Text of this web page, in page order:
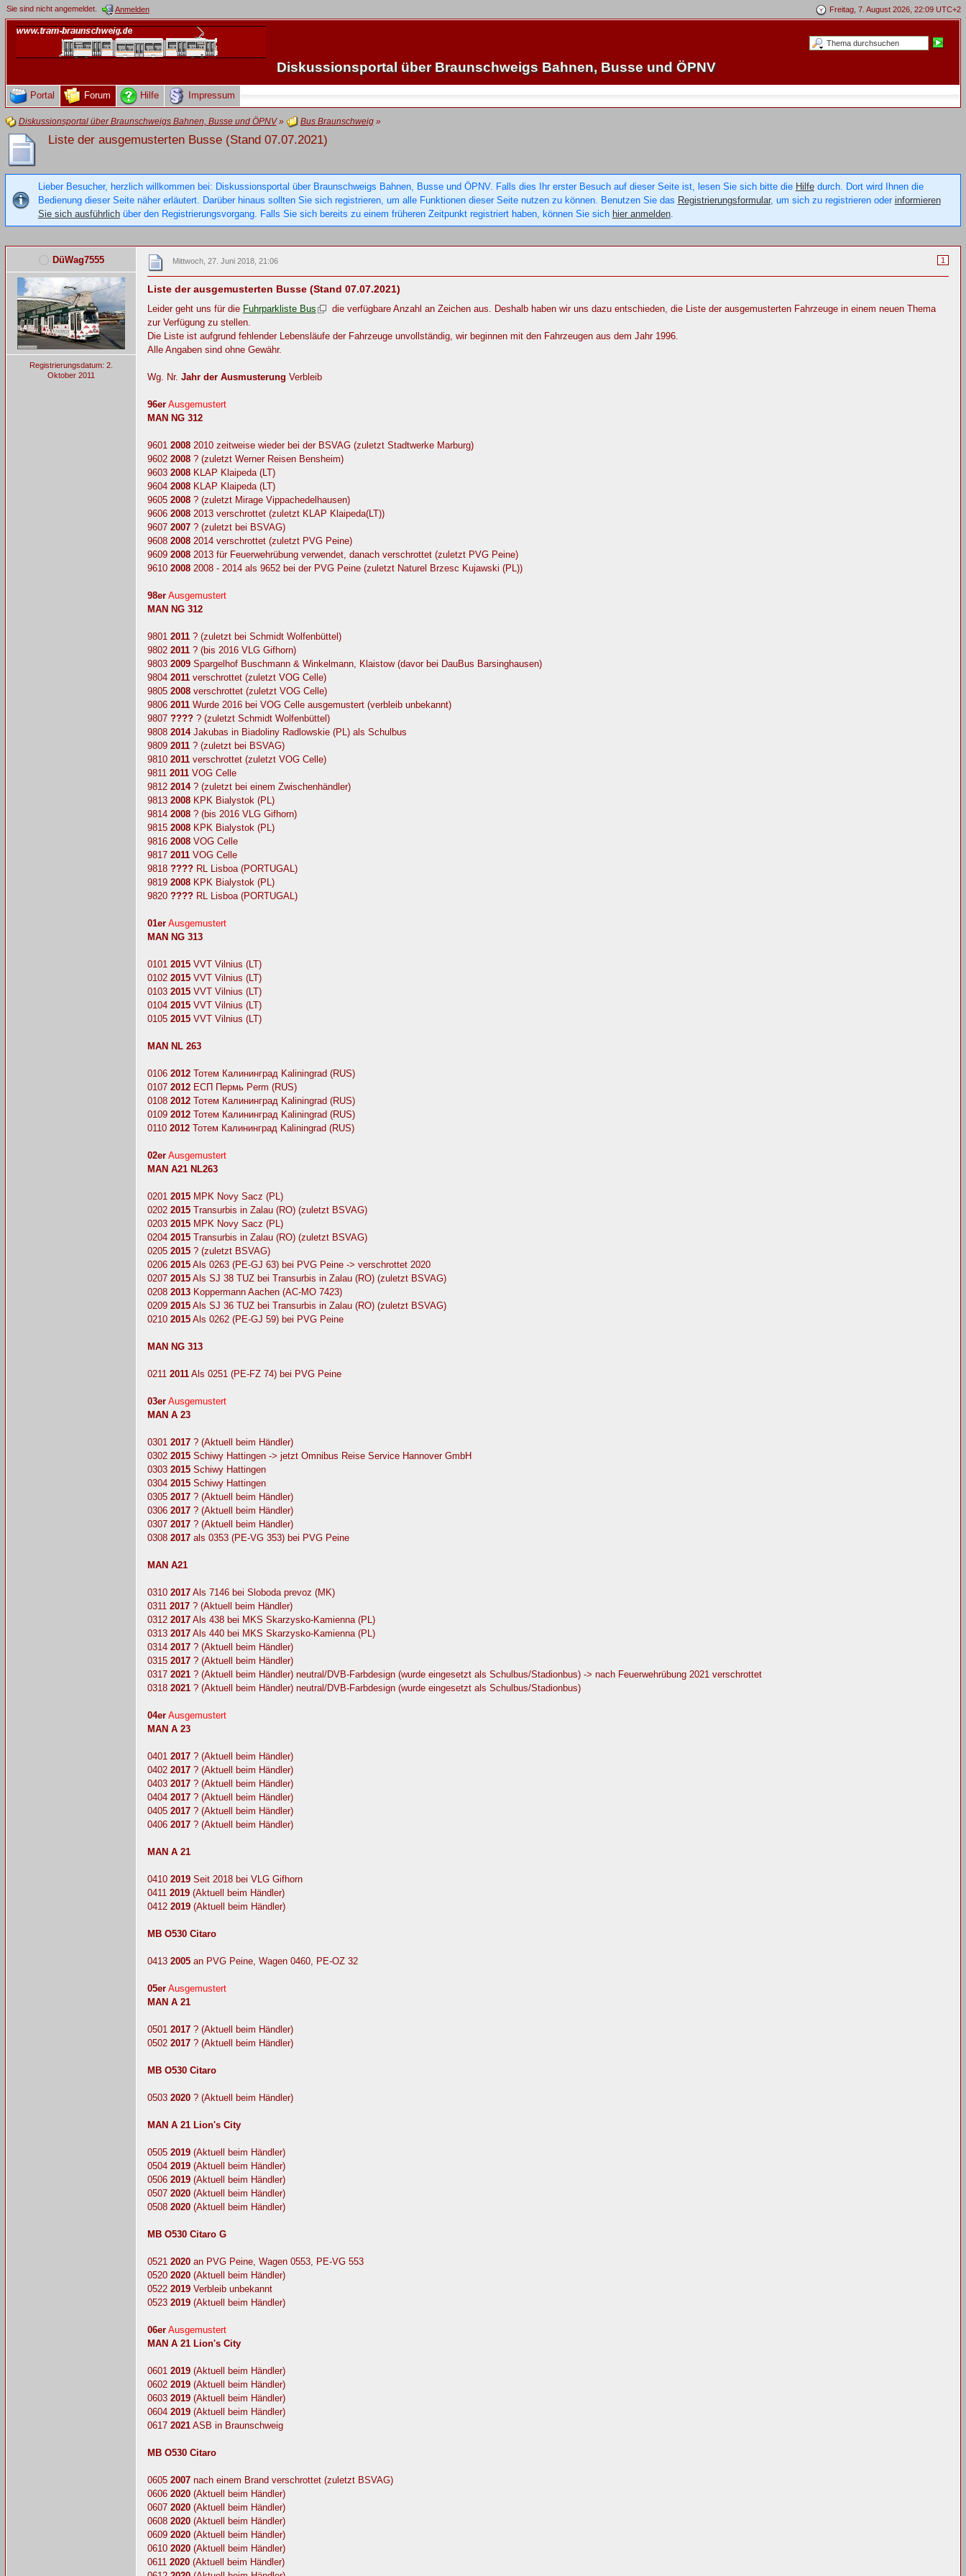
Freitag, 7. August 2026, 22:09 UTC+2
Sie sind nicht angemeldet. Anmelden
Diskussionsportal über Braunschweigs Bahnen, Busse und ÖPNV
Portal Forum Hilfe Impressum
Diskussionsportal über Braunschweigs Bahnen, Busse und ÖPNV» Bus Braunschweig»
Liste der ausgemusterten Busse (Stand 07.07.2021)
Lieber Besucher, herzlich willkommen bei: Diskussionsportal über Braunschweigs Bahnen, Busse und ÖPNV. Falls dies Ihr erster Besuch auf dieser Seite ist, lesen Sie sich bitte die Hilfedurch. Dort wird Ihnen die
Bedienung dieser Seite näher erläutert. Darüber hinaus sollten Sie sich registrieren, um alle Funktionen dieser Seite nutzen zu können. Benutzen Sie das Registrierungsformular, um sich zu registrieren oder informieren
Sie sich ausführlichüber den Registrierungsvorgang. Falls Sie sich bereits zu einem früheren Zeitpunkt registriert haben, können Sie sich hier anmelden.
DüWag7555
Registrierungsdatum: 2.
Oktober 2011
1
Mittwoch, 27. Juni 2018, 21:06
Liste der ausgemusterten Busse (Stand 07.07.2021)
Leider geht uns für die Fuhrparkliste Bus
die verfügbare Anzahl an Zeichen aus. Deshalb haben wir uns dazu entschieden, die Liste der ausgemusterten Fahrzeuge in einem neuen Thema
zur Verfügung zu stellen.
Die Liste ist aufgrund fehlender Lebensläufe der Fahrzeuge unvollständig, wir beginnen mit den Fahrzeugen aus dem Jahr 1996.
Alle Angaben sind ohne Gewähr.
Wg. Nr. Jahr der Ausmusterung Verbleib
96er Ausgemustert
MAN NG 312
9601 20082010 zeitweise wieder bei der BSVAG (zuletzt Stadtwerke Marburg)
9602 2008? (zuletzt Werner Reisen Bensheim)
9603 2008KLAP Klaipeda (LT)
9604 2008KLAP Klaipeda (LT)
9605 2008? (zuletzt Mirage Vippachedelhausen)
9606 20082013 verschrottet (zuletzt KLAP Klaipeda(LT))
9607 2007? (zuletzt bei BSVAG)
9608 20082014 verschrottet (zuletzt PVG Peine)
9609 20082013 für Feuerwehrübung verwendet, danach verschrottet (zuletzt PVG Peine)
9610 20082008 - 2014 als 9652 bei der PVG Peine (zuletzt Naturel Brzesc Kujawski (PL))
98er Ausgemustert
MAN NG 312
9801 2011? (zuletzt bei Schmidt Wolfenbüttel)
9802 2011? (bis 2016 VLG Gifhorn)
9803 2009Spargelhof Buschmann & Winkelmann, Klaistow (davor bei DauBus Barsinghausen)
9804 2011verschrottet (zuletzt VOG Celle)
9805 2008verschrottet (zuletzt VOG Celle)
9806 2011Wurde 2016 bei VOG Celle ausgemustert (verbleib unbekannt)
9807 ????? (zuletzt Schmidt Wolfenbüttel)
9808 2014Jakubas in Biadoliny Radlowskie (PL) als Schulbus
9809 2011? (zuletzt bei BSVAG)
9810 2011verschrottet (zuletzt VOG Celle)
9811 2011VOG Celle
9812 2014? (zuletzt bei einem Zwischenhändler)
9813 2008KPK Bialystok (PL)
9814 2008? (bis 2016 VLG Gifhorn)
9815 2008KPK Bialystok (PL)
9816 2008VOG Celle
9817 2011VOG Celle
9818 ????RL Lisboa (PORTUGAL)
9819 2008KPK Bialystok (PL)
9820 ????RL Lisboa (PORTUGAL)
01er Ausgemustert
MAN NG 313
0101 2015VVT Vilnius (LT)
0102 2015VVT Vilnius (LT)
0103 2015VVT Vilnius (LT)
0104 2015VVT Vilnius (LT)
0105 2015VVT Vilnius (LT)
MAN NL 263
0106 2012Тотем Калининград Kaliningrad (RUS)
0107 2012ЕСП Пермь Perm (RUS)
0108 2012Тотем Калининград Kaliningrad (RUS)
0109 2012Тотем Калининград Kaliningrad (RUS)
0110 2012Тотем Калининград Kaliningrad (RUS)
02er Ausgemustert
MAN A21 NL263
0201 2015MPK Novy Sacz (PL)
0202 2015Transurbis in Zalau (RO) (zuletzt BSVAG)
0203 2015MPK Novy Sacz (PL)
0204 2015Transurbis in Zalau (RO) (zuletzt BSVAG)
0205 2015? (zuletzt BSVAG)
0206 2015Als 0263 (PE-GJ 63) bei PVG Peine -> verschrottet 2020
0207 2015Als SJ 38 TUZ bei Transurbis in Zalau (RO) (zuletzt BSVAG)
0208 2013Koppermann Aachen (AC-MO 7423)
0209 2015Als SJ 36 TUZ bei Transurbis in Zalau (RO) (zuletzt BSVAG)
0210 2015Als 0262 (PE-GJ 59) bei PVG Peine
MAN NG 313
0211 2011Als 0251 (PE-FZ 74) bei PVG Peine
03er Ausgemustert
MAN A 23
0301 2017? (Aktuell beim Händler)
0302 2015Schiwy Hattingen -> jetzt Omnibus Reise Service Hannover GmbH
0303 2015Schiwy Hattingen
0304 2015Schiwy Hattingen
0305 2017? (Aktuell beim Händler)
0306 2017? (Aktuell beim Händler)
0307 2017? (Aktuell beim Händler)
0308 2017als 0353 (PE-VG 353) bei PVG Peine
MAN A21
0310 2017Als 7146 bei Sloboda prevoz (MK)
0311 2017? (Aktuell beim Händler)
0312 2017Als 438 bei MKS Skarzysko-Kamienna (PL)
0313 2017Als 440 bei MKS Skarzysko-Kamienna (PL)
0314 2017? (Aktuell beim Händler)
0315 2017? (Aktuell beim Händler)
0317 2021? (Aktuell beim Händler) neutral/DVB-Farbdesign (wurde eingesetzt als Schulbus/Stadionbus) -> nach Feuerwehrübung 2021 verschrottet
0318 2021? (Aktuell beim Händler) neutral/DVB-Farbdesign (wurde eingesetzt als Schulbus/Stadionbus)
04er Ausgemustert
MAN A 23
0401 2017? (Aktuell beim Händler)
0402 2017? (Aktuell beim Händler)
0403 2017? (Aktuell beim Händler)
0404 2017? (Aktuell beim Händler)
0405 2017? (Aktuell beim Händler)
0406 2017? (Aktuell beim Händler)
MAN A 21
0410 2019Seit 2018 bei VLG Gifhorn
0411 2019(Aktuell beim Händler)
0412 2019(Aktuell beim Händler)
MB O530 Citaro
0413 2005an PVG Peine, Wagen 0460, PE-OZ 32
05er Ausgemustert
MAN A 21
0501 2017? (Aktuell beim Händler)
0502 2017? (Aktuell beim Händler)
MB O530 Citaro
0503 2020? (Aktuell beim Händler)
MAN A 21 Lion's City
0505 2019(Aktuell beim Händler)
0504 2019(Aktuell beim Händler)
0506 2019(Aktuell beim Händler)
0507 2020(Aktuell beim Händler)
0508 2020(Aktuell beim Händler)
MB O530 Citaro G
0521 2020an PVG Peine, Wagen 0553, PE-VG 553
0520 2020(Aktuell beim Händler)
0522 2019Verbleib unbekannt
0523 2019(Aktuell beim Händler)
06er Ausgemustert
MAN A 21 Lion's City
0601 2019(Aktuell beim Händler)
0602 2019(Aktuell beim Händler)
0603 2019(Aktuell beim Händler)
0604 2019(Aktuell beim Händler)
0617 2021ASB in Braunschweig
MB O530 Citaro
0605 2007nach einem Brand verschrottet (zuletzt BSVAG)
0606 2020(Aktuell beim Händler)
0607 2020(Aktuell beim Händler)
0608 2020(Aktuell beim Händler)
0609 2020(Aktuell beim Händler)
0610 2020(Aktuell beim Händler)
0611 2020(Aktuell beim Händler)